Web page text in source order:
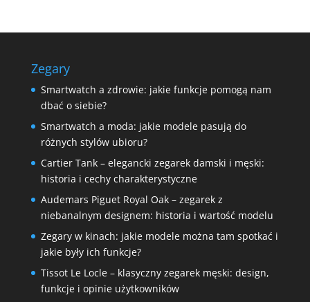
Zegary
Smartwatch a zdrowie: jakie funkcje pomogą nam
dbać o siebie?
Smartwatch a moda: jakie modele pasują do
różnych stylów ubioru?
Cartier Tank – elegancki zegarek damski i męski:
historia i cechy charakterystyczne
Audemars Piguet Royal Oak – zegarek z
niebanalnym designem: historia i wartość modelu
Zegary w kinach: jakie modele można tam spotkać i
jakie były ich funkcje?
Tissot Le Locle – klasyczny zegarek męski: design,
funkcje i opinie użytkowników